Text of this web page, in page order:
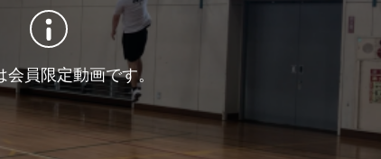
会員限定動画です。